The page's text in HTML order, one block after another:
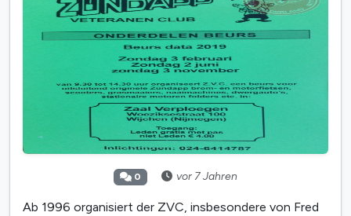
0 vor 7 Jahren
Ab 1996 organisiert der ZVC, insbesondere von Fred